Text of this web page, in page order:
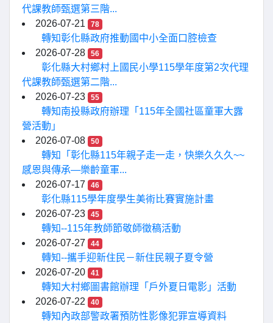
代課教師甄選第三階...
2026-07-21
78
轉知彰化縣政府推動國中小全面口腔檢查
2026-07-28
56
彰化縣大村鄉村上國民小學115學年度第2次代理
代課教師甄選第二階...
2026-07-23
55
轉知南投縣政府辦理「115年全國社區童軍大露
營活動」
2026-07-08
50
轉知「彰化縣115年親子走一走，快樂久久久~~
感恩與傳承—樂齡童軍...
2026-07-17
46
彰化縣115學年度學生美術比賽實施計畫
2026-07-23
45
轉知--115年教師節敬師徵稿活動
2026-07-27
44
轉知--攜手迎新住民－新住民親子夏令營
2026-07-20
41
轉知大村鄉圖書館辦理「戶外夏日電影」活動
2026-07-22
40
轉知內政部警政署預防性影像犯罪宣導資料